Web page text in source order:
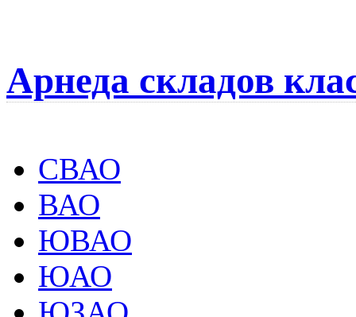
Арнеда складов
СВАО
ВАО
ЮВАО
ЮАО